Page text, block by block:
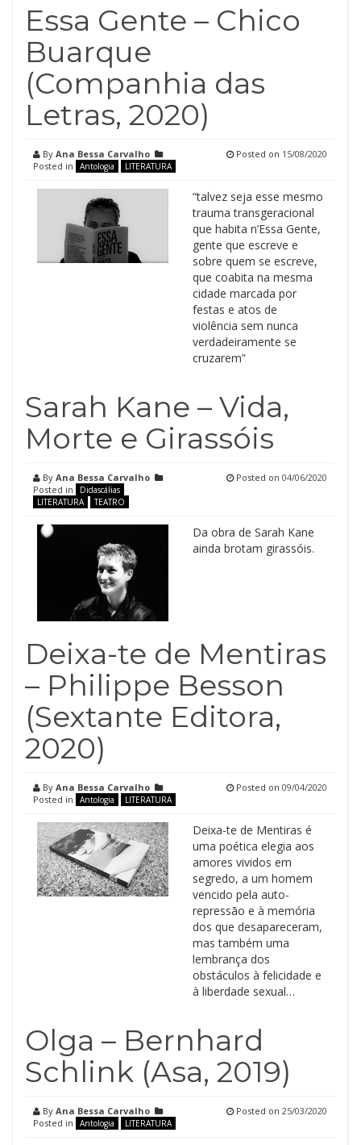
Essa Gente – Chico
Buarque
(Companhia das
Letras, 2020)
By Ana Bessa Carvalho
Posted in
Antologia LITERATURA
Posted on 15/08/2020
“talvez seja esse mesmo
trauma transgeracional
que habita n’Essa Gente,
gente que escreve e
sobre quem se escreve,
que coabita na mesma
cidade marcada por
festas e atos de
violência sem nunca
verdadeiramente se
cruzarem”
Sarah Kane – Vida,
Morte e Girassóis
By Ana Bessa Carvalho
Posted in
Didascálias
LITERATURA
TEATRO
Posted on 04/06/2020
Da obra de Sarah Kane
ainda brotam girassóis.
Deixa-te de Mentiras
– Philippe Besson
(Sextante Editora,
2020)
By Ana Bessa Carvalho
Posted in
Antologia LITERATURA
Posted on 09/04/2020
Deixa-te de Mentiras é
uma poética elegia aos
amores vividos em
segredo, a um homem
vencido pela auto-
repressão e à memória
dos que desapareceram,
mas também uma
lembrança dos
obstáculos à felicidade e
à liberdade sexual…
Olga – Bernhard
Schlink (Asa, 2019)
By Ana Bessa Carvalho
Posted in
Antologia LITERATURA
Posted on 25/03/2020